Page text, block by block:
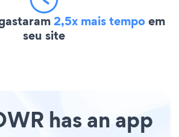
2,5x mais tempoem
seu site
has an app